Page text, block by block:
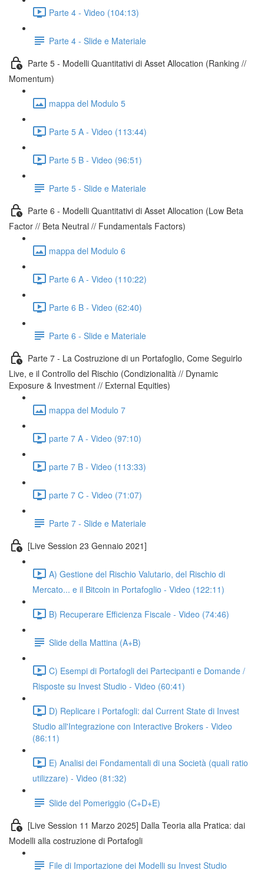
Parte 4 - Video (104:13)
Parte 4 - Slide e Materiale
Parte 5 - Modelli Quantitativi di Asset Allocation (Ranking //
Momentum)
mappa del Modulo 5
Parte 5 A - Video (113:44)
Parte 5 B - Video (96:51)
Parte 5 - Slide e Materiale
Parte 6 - Modelli Quantitativi di Asset Allocation (Low Beta
Factor // Beta Neutral // Fundamentals Factors)
mappa del Modulo 6
Parte 6 A - Video (110:22)
Parte 6 B - Video (62:40)
Parte 6 - Slide e Materiale
Parte 7 - La Costruzione di un Portafoglio, Come Seguirlo
Live, e il Controllo del Rischio (Condizionalità // Dynamic
Exposure & Investment // External Equities)
mappa del Modulo 7
parte 7 A - Video (97:10)
parte 7 B - Video (113:33)
parte 7 C - Video (71:07)
Parte 7 - Slide e Materiale
[Live Session 23 Gennaio 2021]
A) Gestione del Rischio Valutario, del Rischio di
Mercato... e il Bitcoin in Portafoglio - Video (122:11)
B) Recuperare Efficienza Fiscale - Video (74:46)
Slide della Mattina (A+B)
C) Esempi di Portafogli dei Partecipanti e Domande /
Risposte su Invest Studio - Video (60:41)
D) Replicare i Portafogli: dal Current State di Invest
Studio all'Integrazione con Interactive Brokers - Video
(86:11)
E) Analisi dei Fondamentali di una Società (quali ratio
utilizzare) - Video (81:32)
Slide del Pomeriggio (C+D+E)
[Live Session 11 Marzo 2025] Dalla Teoria alla Pratica: dai
Modelli alla costruzione di Portafogli
File di Importazione dei Modelli su Invest Studio